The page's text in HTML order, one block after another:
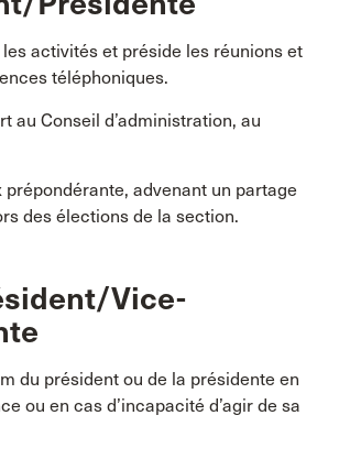
activités et préside les réunions et
téléphoniques.
au Conseil d’administration, au
prépondérante, advenant un partage
des élections de la section.
Vice-
du président ou de la présidente en
ou en cas d’incapacité d’agir de sa